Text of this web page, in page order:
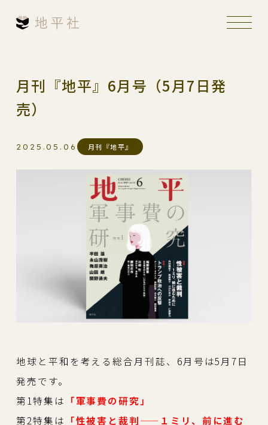
月刊『地平』6月号（5月7日発
売）
2025.05.06 月刊『地平』
地球と平和を考える総合月刊誌、6月号は5月7日
発売です。
第1特集は 「軍事費の研究」
第2特集は 「性被害と裁判——１ミリ、前に進む